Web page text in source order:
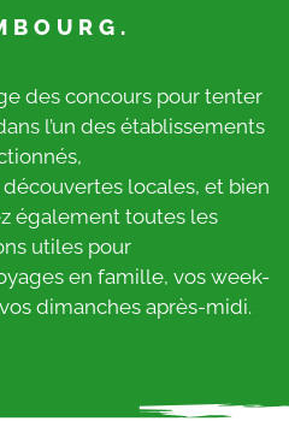
des concours pour tenter
l’un des établissements
locales, et bien
également toutes les
utiles pour
en famille, vos week-
dimanches après-midi.